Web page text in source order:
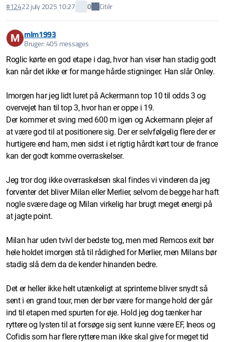
#12422 july 2025 10:27 0 Citér
M mlm1993
Bruger: 405 messages
Roglic kørte en god etape i dag, hvor han viser han stadig godt
kan når det ikke er for mange hårde stigninger. Han slår Onley.
Imorgen har jeg lidt luret på Ackermann top 10 til odds 3 og
overvejet han til top 3, hvor han er oppe i 19.
Der kommer et sving med 600 m igen og Ackermann plejer af
at være god til at positionere sig. Der er selvfølgelig flere der er
hurtigere end ham, men sidst i et rigtig hårdt kørt tour de france
kan der godt komme overraskelser.
Jeg tror dog ikke overraskelsen skal findes vi vinderen da jeg
forventer det bliver Milan eller Merlier, selvom de begge har haft
nogle svære dage og Milan virkelig har brugt meget energi på
at jagte point.
Milan har uden tvivl der bedste tog, men med Remcos exit bør
hele holdet imorgen stå til rådighed for Merlier, men Milans bør
stadig slå dem da de kender hinanden bedre.
Det er heller ikke helt utænkeligt at sprinterne bliver snydt så
sent i en grand tour, men der bør være for mange hold der går
ind til etapen med spurten for øje. Hold jeg dog tænker har
ryttere og lysten til at forsøge sig sent kunne være EF, Ineos og
Cofidis som har flere ryttere man ikke skal give for meget tid